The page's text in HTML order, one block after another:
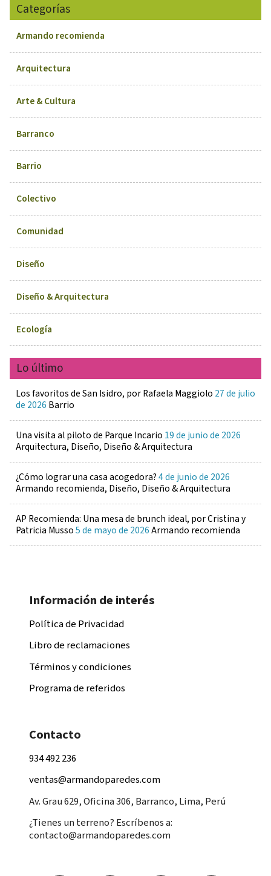
Categorías
Armando recomienda
Arquitectura
Arte & Cultura
Barranco
Barrio
Colectivo
Comunidad
Diseño
Diseño & Arquitectura
Ecología
Lo último
Los favoritos de San Isidro, por Rafaela Maggiolo 27 de julio
de 2026 Barrio
Una visita al piloto de Parque Incario 19 de junio de 2026
Arquitectura, Diseño, Diseño & Arquitectura
¿Cómo lograr una casa acogedora?4 de junio de 2026
Armando recomienda, Diseño, Diseño & Arquitectura
AP Recomienda: Una mesa de brunch ideal, por Cristina y
Patricia Musso5 de mayo de 2026Armando recomienda
Información de interés
Política de Privacidad
Libro de reclamaciones
Términos y condiciones
Programa de referidos
Contacto
934 492 236
ventas@armandoparedes.com
Av. Grau 629, Oficina 306, Barranco, Lima, Perú
¿Tienes un terreno? Escríbenos a:
contacto@armandoparedes.com